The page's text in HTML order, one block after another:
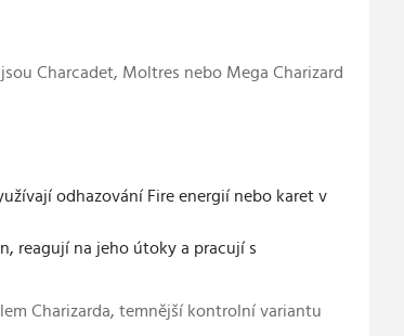
Charcadet, Moltres nebo Mega Charizard
odhazování Fire energií nebo karet v
reagují na jeho útoky a pracují s
Charizarda, temnější kontrolní variantu